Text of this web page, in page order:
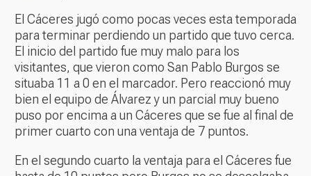
El Cáceres jugó como pocas veces esta temporada
para terminar perdiendo un partido que tuvo cerca.
El inicio del partido fue muy malo para los
visitantes, que vieron como San Pablo Burgos se
situaba 11 a 0 en el marcador. Pero reaccionó muy
bien el equipo de Álvarez y un parcial muy bueno
puso por encima a un Cáceres que se fue al final de
primer cuarto con una ventaja de 7 puntos.
En el segundo cuarto la ventaja para el Cáceres fue